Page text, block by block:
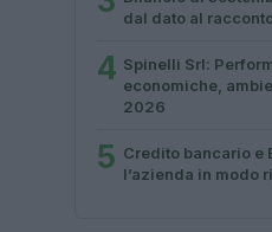
dal dato al
4 Spinelli Srl:
economiche,
2026
5 Credito bancario e
l’azienda in modo